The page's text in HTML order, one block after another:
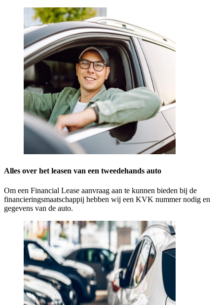
Alles over het leasen van een tweedehands auto
Om een Financial Lease aanvraag aan te kunnen bieden bij de
financieringsmaatschappij hebben wij een KVK nummer nodig en
gegevens van de auto.